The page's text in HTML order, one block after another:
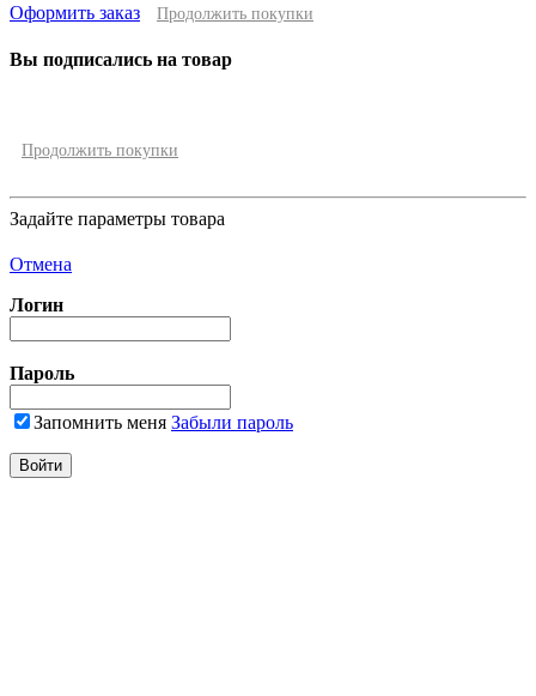
Оформить заказ Продолжить покупки
Вы подписались на товар
Продолжить покупки
Задайте параметры товара
Отмена
Логин
Пароль
Запомнить меня Забыли пароль